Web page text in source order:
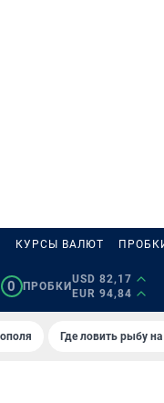
КУРСЫ ВАЛЮТ
0 ПРОБКИ
USD 82,17
EUR 94,84
Где ловить рыбу